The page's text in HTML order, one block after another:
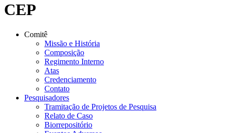
CEP
Comitê
Missão e História
Composição
Regimento Interno
Atas
Credenciamento
Contato
Pesquisadores
Tramitação de Projetos de Pesquisa
Relato de Caso
Biorrepositório